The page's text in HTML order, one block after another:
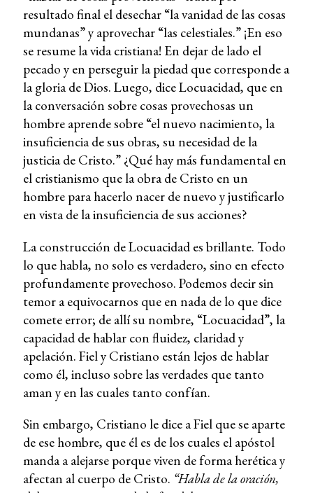
resultado final el desechar “la vanidad de las cosas
mundanas” y aprovechar “las celestiales.” ¡En eso
se resume la vida cristiana! En dejar de lado el
pecado y en perseguir la piedad que corresponde a
la gloria de Dios. Luego, dice Locuacidad, que en
la conversación sobre cosas provechosas un
hombre aprende sobre “el nuevo nacimiento, la
insuficiencia de sus obras, su necesidad de la
justicia de Cristo.” ¿Qué hay más fundamental en
el cristianismo que la obra de Cristo en un
hombre para hacerlo nacer de nuevo y justificarlo
en vista de la insuficiencia de sus acciones?
La construcción de Locuacidad es brillante. Todo
lo que habla, no solo es verdadero, sino en efecto
profundamente provechoso. Podemos decir sin
temor a equivocarnos que en nada de lo que dice
comete error; de allí su nombre, “Locuacidad”, la
capacidad de hablar con fluidez, claridad y
apelación. Fiel y Cristiano están lejos de hablar
como él, incluso sobre las verdades que tanto
aman y en las cuales tanto confían.
Sin embargo, Cristiano le dice a Fiel que se aparte
de ese hombre, que él es de los cuales el apóstol
manda a alejarse porque viven de forma herética y
afectan al cuerpo de Cristo. “Habla de la oración,